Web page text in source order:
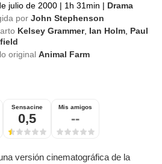
julio de 2000 | 1h 31min | Drama
por John Stephenson
Kelsey Grammer, Ian Holm, Paul
originalAnimal Farm
Sensacine
0,5
Mis amigos
--
versión cinematográfica de la